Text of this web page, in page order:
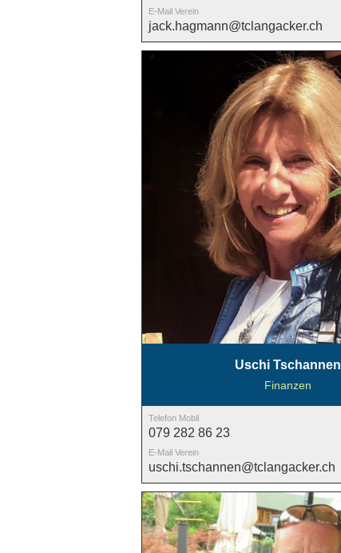
E-Mail Verein
jack.hagmann@tclangacker.ch
Uschi Tschannen
Finanzen
Telefon Mobil
079 282 86 23
E-Mail Verein
uschi.tschannen@tclangacker.ch